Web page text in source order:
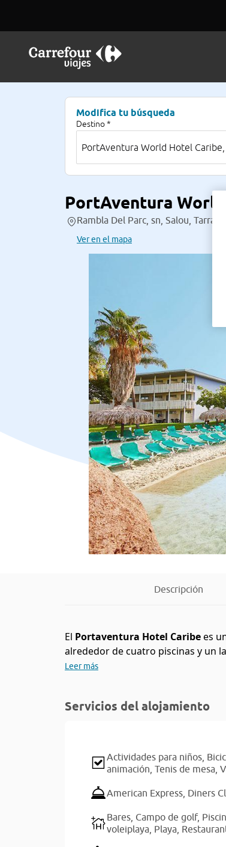
Modifica tu búsqueda
Destino *
PortAventura
Rambla Del Parc, sn, Salou,
Ver en el mapa
Descripción
El Portaventura Hotel Caribees
alrededor de cuatro piscinas y un
Leer más
Servicios del alojamiento
Actividades para niños,
animación, Tenis de mesa,
American Express, Diners
Bares, Campo de golf,
voleiplaya, Playa,